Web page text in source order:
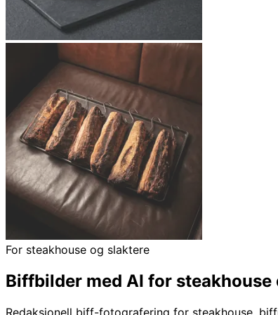
For steakhouse og slaktere
Biffbilder med AI for steakhouse
Redaksjonell biff-fotografering for steakhouse,